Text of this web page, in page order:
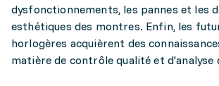
dysfonctionnements, les pannes et les
esthétiques des montres. Enfin, les
horlogères acquièrent des
matière de contrôle qualité et d'analyse